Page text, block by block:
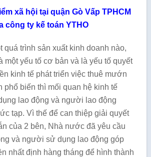
xã hội tại quận Gò Vấp TPHCM
công ty kế toán YTHO
quá trình sản xuất kinh doanh nào,
một yếu tố cơ bản và là yếu tố quyết
kinh tế phát triển việc thuê mướn
phổ biến thì mối quan hệ kinh tế
lao động và người lao động
tạp. Vì thế để can thiệp giải quyết
của 2 bên, Nhà nước đã yêu cầu
và người sử dụng lao động góp
nhất định hàng tháng để hình thành